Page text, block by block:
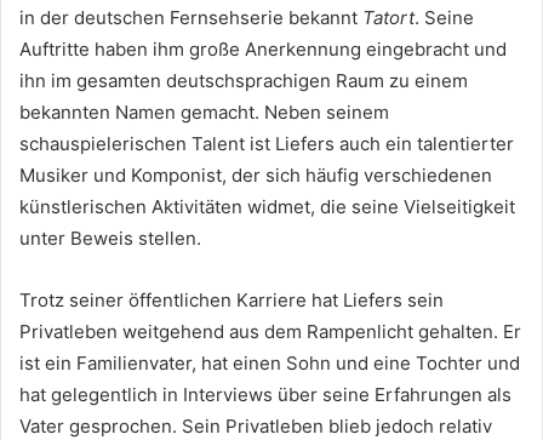
in der deutschen Fernsehserie bekannt Tatort. Seine
Auftritte haben ihm große Anerkennung eingebracht und
ihn im gesamten deutschsprachigen Raum zu einem
bekannten Namen gemacht. Neben seinem
schauspielerischen Talent ist Liefers auch ein talentierter
Musiker und Komponist, der sich häufig verschiedenen
künstlerischen Aktivitäten widmet, die seine Vielseitigkeit
unter Beweis stellen.
Trotz seiner öffentlichen Karriere hat Liefers sein
Privatleben weitgehend aus dem Rampenlicht gehalten. Er
ist ein Familienvater, hat einen Sohn und eine Tochter und
hat gelegentlich in Interviews über seine Erfahrungen als
Vater gesprochen. Sein Privatleben blieb jedoch relativ